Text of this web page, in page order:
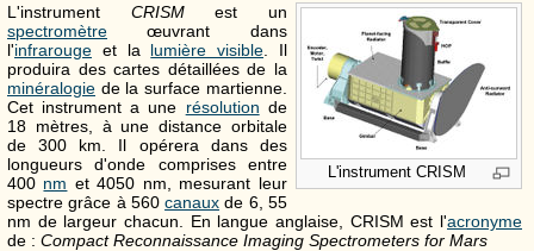
L'instrument CRISM
L'instrument CRISMest un
spectromètre œuvrant dans
l'infrarouge et la lumière visible . Il
produira des cartes détaillées de la
minéralogie de la surface martienne.
Cet instrument a une résolution de
18 mètres, à une distance orbitale
de 300 km. Il opérera dans des
longueurs d'onde comprises entre
400 nm et 4050 nm, mesurant leur
spectre grâce à 560canaux de 6, 55
nm de largeur chacun. En langue anglaise, CRISM est l'acronyme
de : Compact Reconnaissance Imaging Spectrometers for Mars